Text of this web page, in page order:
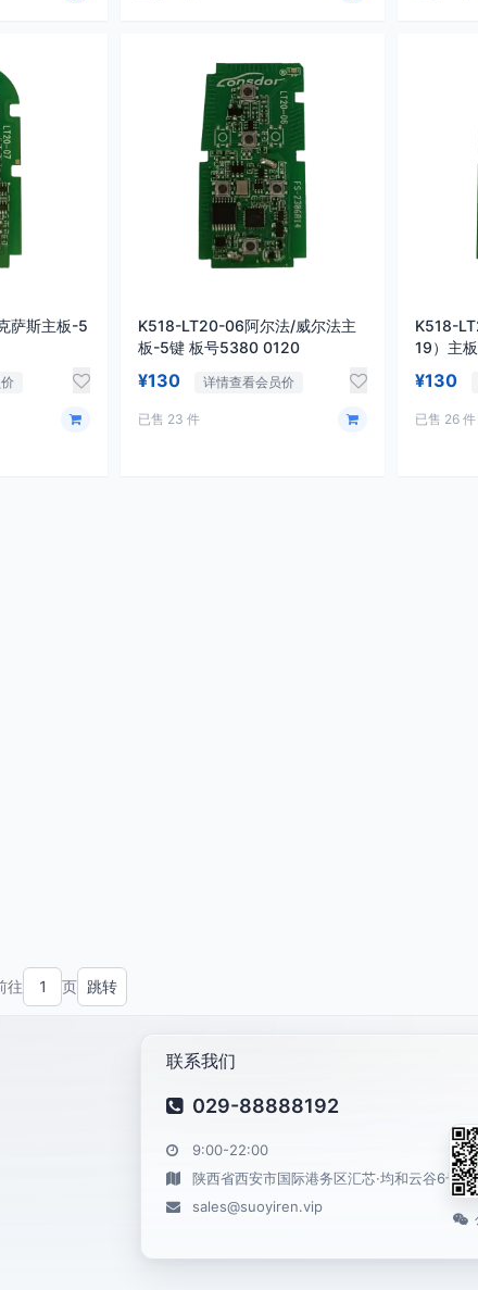
萨斯主板-5
K518-LT20-06阿尔法/威尔法主
板-5键 板号5380 0120
¥130 详情查看会员价
已售 23 件
K518-
19）主
¥130
已售 26 件
&raquo;
往 页 跳转
联系我们
029-88888192
9:00-22:00
陕西省西安市国际港务区汇芯·均和云谷6号楼
sales@suoyiren.vip